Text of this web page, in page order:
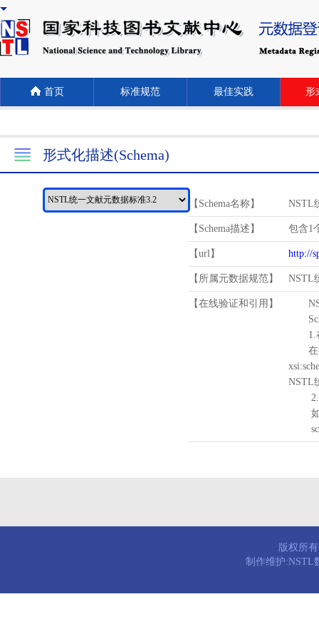
首页 标准规范 最佳实践 形
形式化描述(Schema)
【Schema名称】 NSTL
【Schema描述】 包含1
【url】 http://
【所属元数据规范】 NSTL
【在线验证和引用】
1.
在待
NSTL
2.
如需
版权所
制作维护:NSTL